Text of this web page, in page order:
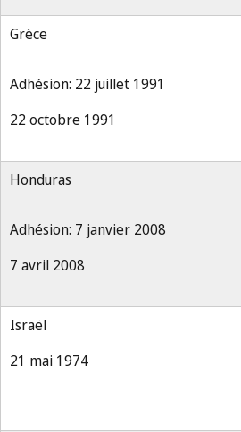
Grèce
Adhésion: 22 juillet 1991
22 octobre 1991
Honduras
Adhésion: 7 janvier 2008
7 avril 2008
Israël
21 mai 1974